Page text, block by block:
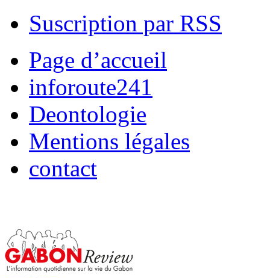
Suscription par RSS
Page d’accueil
inforoute241
Deontologie
Mentions légales
contact